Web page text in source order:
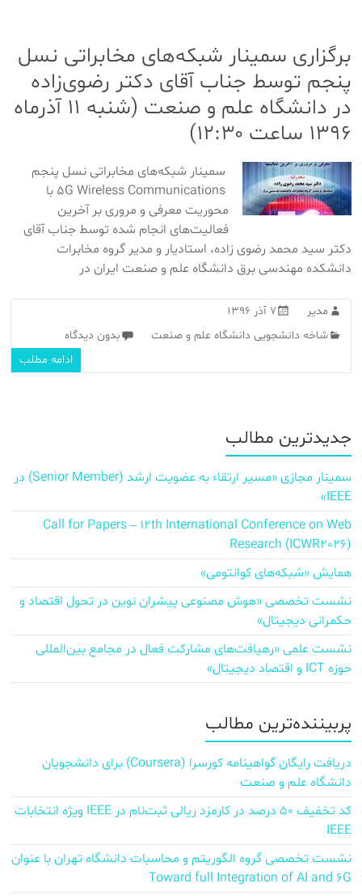
برگزاری سمینار شبکه‌های مخابراتی نسل
پنجم توسط جناب آقای دکتر رضوی‌زاده
در دانشگاه علم و صنعت (شنبه ۱۱ آذرماه
۱۳۹۶ ساعت ۱۲:۳۰)
سمینار شبکه‌های مخابراتی نسل پنجم
5G Wireless Communications با
محوریت معرفی و مروری بر آخرین
فعالیت‌های انجام شده توسط جناب آقای
دکتر سید محمد رضوی زاده، استادیار و مدیر گروه مخابرات
دانشکده مهندسی برق دانشگاه علم و صنعت ایران در
مدیر
۷ آذر ۱۳۹۶
شاخه دانشجویی دانشگاه علم و صنعت
بدون دیدگاه
ادامه مطلب
جدیدترین مطالب
سمینار مجازی «مسیر ارتقاء به عضویت ارشد (Senior Member) در
IEEE»
Call for Papers – 12th International Conference on Web
Research (ICWR2026)
همایش «شبکه‌های کوانتومی»
نشست تخصصی «هوش مصنوعی پیشران نوین در تحول اقتصاد و
حکمرانی دیجیتال»
نشست علمی «رهیافت‌های مشارکت فعال در مجامع بین‌المللی
حوزه ICT و اقتصاد دیجیتال»
پربیننده‌ترین مطالب
دریافت رایگان گواهینامه کورسرا (Coursera) برای دانشجویان
دانشگاه علم و صنعت
کد تخفیف ۵۰ درصد در کارمزد ریالی ثبت‌نام در IEEE ویژه انتخابات
IEEE
نشست تخصصی گروه الگوریتم و محاسبات دانشگاه تهران با عنوان
Toward full Integration of AI and 6G